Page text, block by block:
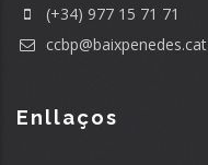
(+34) 977 15 71 71
ccbp@baixpenedes.cat
Enllaços